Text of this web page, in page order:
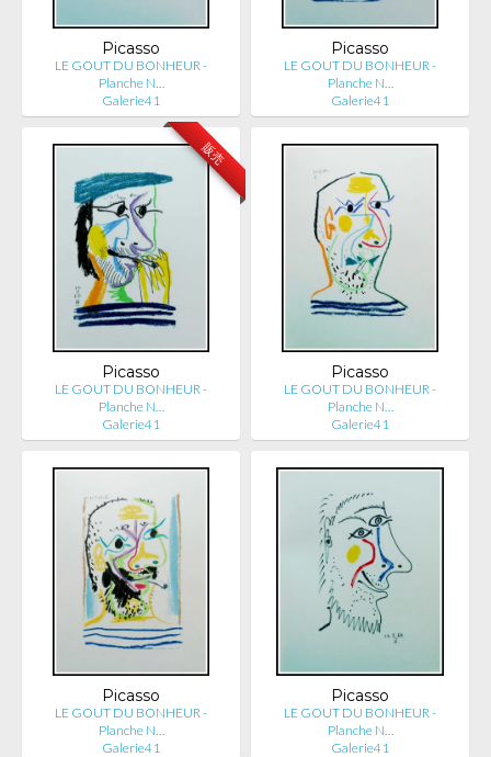
Picasso
LE GOUT DU BONHEUR -
Planche N…
Galerie41
Picasso
LE GOUT DU BONHEUR -
Planche N…
Galerie41
販売
Picasso
LE GOUT DU BONHEUR -
Planche N…
Galerie41
Picasso
LE GOUT DU BONHEUR -
Planche N…
Galerie41
Picasso
LE GOUT DU BONHEUR -
Planche N…
Galerie41
Picasso
LE GOUT DU BONHEUR -
Planche N…
Galerie41